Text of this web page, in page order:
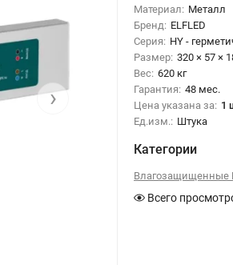
›
Материал: Металл
Бренд: ELFLED
Серия: HY -
Размер: 320 × 57 ×
Вес: 620 кг
Гарантия: 48 мес.
Цена указана за: 1
Ед.изм.: Штука
Категории
Влагозащищенные
Всего